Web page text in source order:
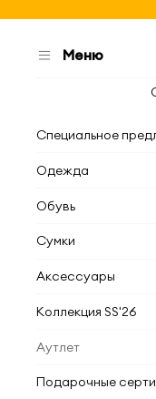
Меню
Специальное
Одежда
Обувь
Сумки
Аксессуары
Коллекция SS'26
Аутлет
Подарочные